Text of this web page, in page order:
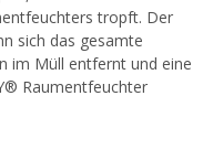
tropft. Der
sich das gesamte
im Müll entfernt und eine
Raumentfeuchter